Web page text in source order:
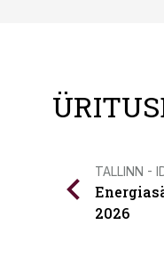
TALLINN -
2026